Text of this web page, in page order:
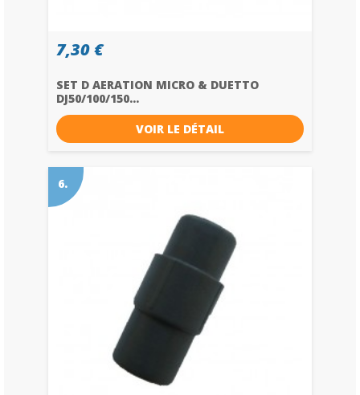
7,30 €
SET D AERATION MICRO & DUETTO
DJ50/100/150...
VOIR LE DÉTAIL
6.